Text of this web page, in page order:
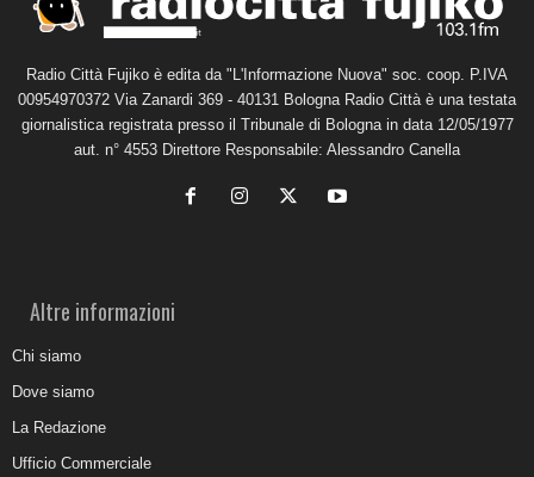
Radio Città Fujiko è edita da "L'Informazione Nuova" soc. coop. P.IVA
00954970372 Via Zanardi 369 - 40131 Bologna Radio Città è una testata
giornalistica registrata presso il Tribunale di Bologna in data 12/05/1977
aut. n° 4553 Direttore Responsabile: Alessandro Canella
Altre informazioni
Chi siamo
Dove siamo
La Redazione
Ufficio Commerciale